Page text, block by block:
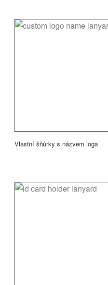
Vlastní šňůrky s názvem loga